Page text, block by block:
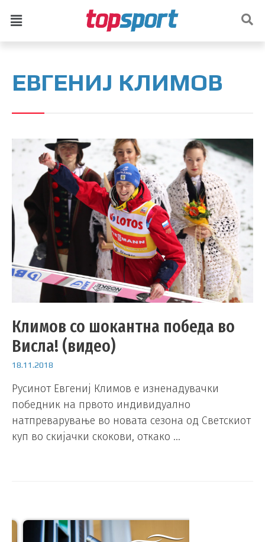
ЕВГЕНИЈ КЛИМОВ
Климов со шокантна победа во
Висла! (видео)
18.11.2018
Русинот Евгениј Климов е изненадувачки
победник на првото индивидуално
натпреварување во новата сезона од Светскиот
куп во скијачки скокови, откако …